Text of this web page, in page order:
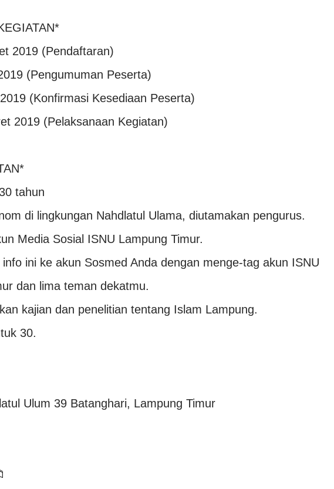
2019 (Pendaftaran)
(Pengumuman Peserta)
(Konfirmasi Kesediaan Peserta)
2019 (Pelaksanaan Kegiatan)
tahun
di lingkungan Nahdlatul Ulama, diutamakan pengurus.
Media Sosial ISNU Lampung Timur.
ini ke akun Sosmed Anda dengan menge-tag akun ISNU
dan lima teman dekatmu.
kajian dan penelitian tentang Islam Lampung.
30.
Ulum 39 Batanghari, Lampung Timur